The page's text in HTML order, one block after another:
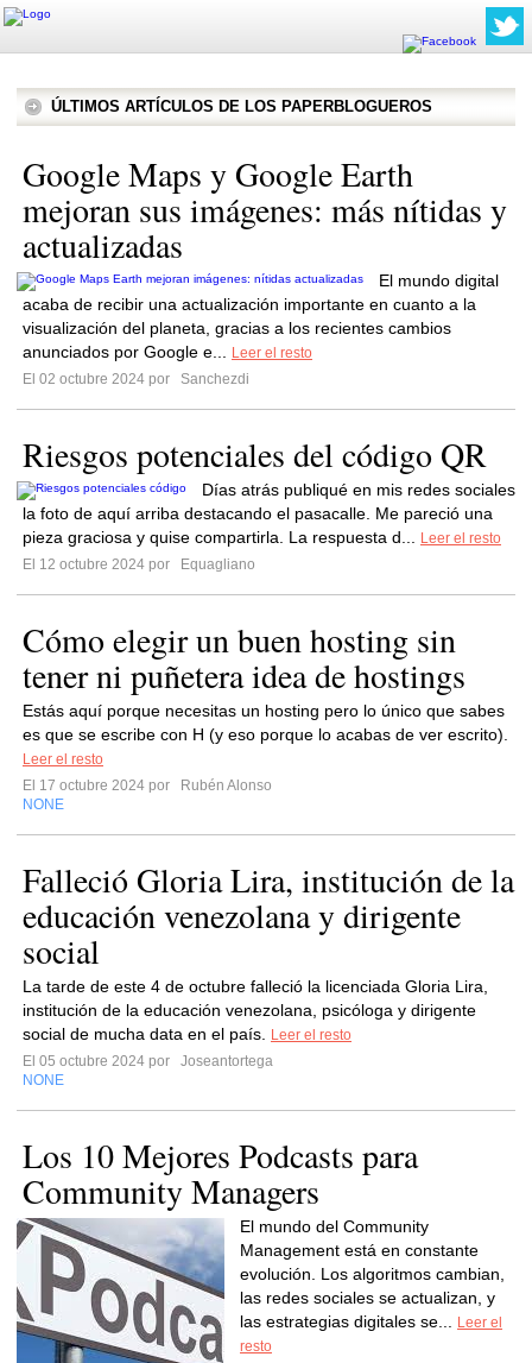
ÚLTIMOS ARTÍCULOS DE LOS PAPERBLOGUEROS
Google Maps y Google Earth
mejoran sus imágenes: más nítidas y
actualizadas
El mundo digital
acaba de recibir una actualización importante en cuanto a la
visualización del planeta, gracias a los recientes cambios
anunciados por Google e...
Leer el resto
El 02 octubre 2024 por
Sanchezdi
Riesgos potenciales del código QR
Días atrás publiqué en mis redes sociales
la foto de aquí arriba destacando el pasacalle. Me pareció una
pieza graciosa y quise compartirla. La respuesta d...
Leer el resto
El 12 octubre 2024 por
Equagliano
Cómo elegir un buen hosting sin
tener ni puñetera idea de hostings
Estás aquí porque necesitas un hosting pero lo único que sabes
es que se escribe con H (y eso porque lo acabas de ver escrito).
Leer el resto
El 17 octubre 2024 por
Rubén Alonso
NONE
Falleció Gloria Lira, institución de la
educación venezolana y dirigente
social
La tarde de este 4 de octubre falleció la licenciada Gloria Lira,
institución de la educación venezolana, psicóloga y dirigente
social de mucha data en el país.
Leer el resto
El 05 octubre 2024 por
Joseantortega
NONE
Los 10 Mejores Podcasts para
Community Managers
El mundo del Community
Management está en constante
evolución. Los algoritmos cambian,
las redes sociales se actualizan, y
las estrategias digitales se...
Leer el
resto